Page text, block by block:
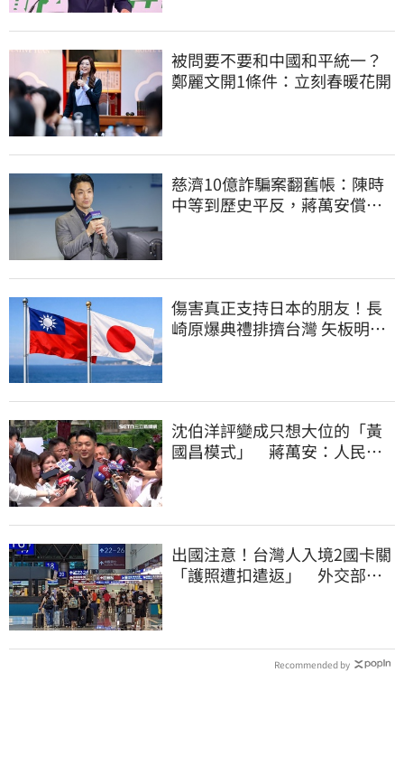
被問要不要和中國和平統一？
鄭麗文開1條件：立刻春暖花開
慈濟10億詐騙案翻舊帳：陳時
中等到歷史平反，蔣萬安償還
傷害真正支持日本的朋友！長
崎原爆典禮排擠台灣 矢板明夫
沈伯洋評變成只想大位的「黃
國昌模式」 蔣萬安：人民受
出國注意！台灣人入境2國卡關
「護照遭扣遣返」 外交部證
Recommended by